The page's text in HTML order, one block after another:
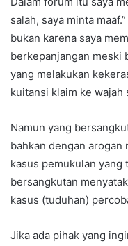
salah, saya minta
bukan karena saya
berkepanjangan meski
yang melakukan
kuitansi klaim ke wajah
Namun yang
bahkan dengan arogan
kasus pemukulan yang
bersangkutan
kasus (tuduhan)
Jika ada pihak yang